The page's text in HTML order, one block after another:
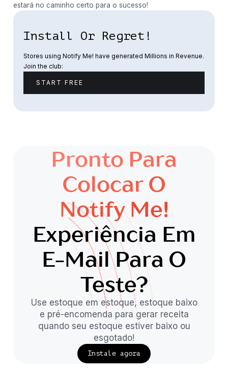
estará no caminho certo para o sucesso!
Install Or Regret!
Stores using Notify Me! have generated Millions in Revenue.
Join the club:
START FREE
Pronto Para
Colocar O
Notify Me!
Experiência Em
E-Mail Para O
Teste?
Use estoque em estoque, estoque baixo
e pré-encomenda para gerar receita
quando seu estoque estiver baixo ou
esgotado!
Instale agora